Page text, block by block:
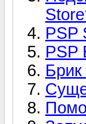
PSP
PSP